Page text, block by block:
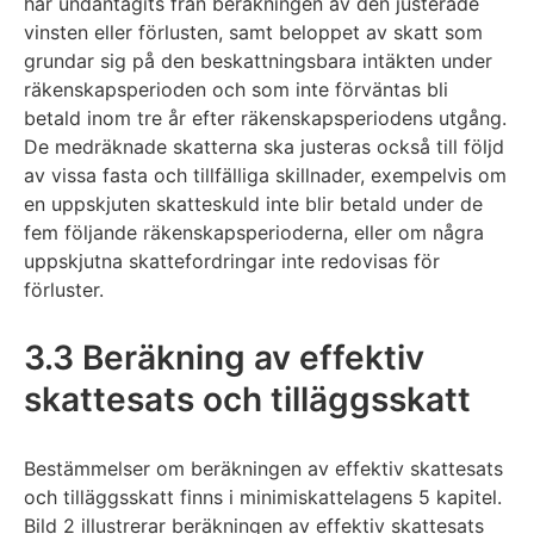
vinsten eller förlusten, samt beloppet av skatt som
grundar sig på den beskattningsbara intäkten under
räkenskapsperioden och som inte förväntas bli
betald inom tre år efter räkenskapsperiodens utgång.
De medräknade skatterna ska justeras också till följd
av vissa fasta och tillfälliga skillnader, exempelvis om
en uppskjuten skatteskuld inte blir betald under de
fem följande räkenskapsperioderna, eller om några
uppskjutna skattefordringar inte redovisas för
förluster.
3.3 Beräkning av effektiv
skattesats och tilläggsskatt
Bestämmelser om beräkningen av effektiv skattesats
och tilläggsskatt finns i minimiskattelagens 5 kapitel.
Bild 2 illustrerar beräkningen av effektiv skattesats